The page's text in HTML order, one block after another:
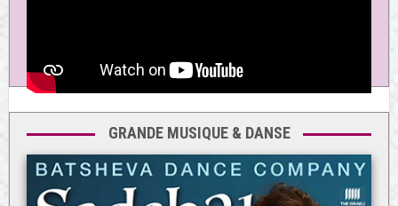
GRANDE MUSIQUE & DANSE